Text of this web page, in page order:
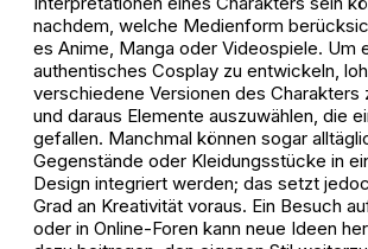
nachdem, welche Medienform
es Anime, Manga oder Videospiele. Um
authentisches Cosplay zu entwickeln,
verschiedene Versionen des Charakters
und daraus Elemente auszuwählen, die
gefallen. Manchmal können sogar
Gegenstände oder Kleidungsstücke in
Design integriert werden; das setzt
Grad an Kreativität voraus. Ein Besuch
oder in Online-Foren kann neue Ideen